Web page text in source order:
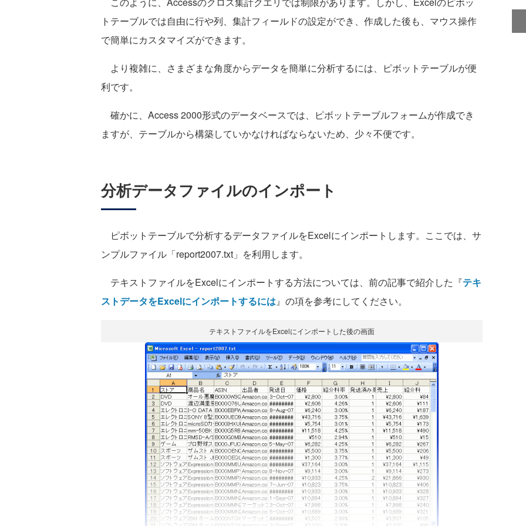
トテーブルでは自由に行や列、集計フィールドの設定ができ、作成した後も、マウス操作
で簡単にカスタマイズができます。
より複雑に、さまざまな角度からデータを簡単に分析するには、ピボットテーブルが便
利です。
確かに、Access 2000形式のデータベースでは、ピボットテーブルフォームが作成でき
ますが、テーブルから構築していかなければならないため、少々不便です。
分析データファイルのインポート
ピボットテーブルで分析するデータファイルをExcelにインポートします。ここでは、サ
ンプルファイル「report2007.txt」を利用します。
テキストファイルをExcelにインポートする方法については、前の記事で紹介した『テキ
ストデータをExcelにインポートするには』の項を参考にしてください。
テキストファイルをExcelにインポートした後の画面